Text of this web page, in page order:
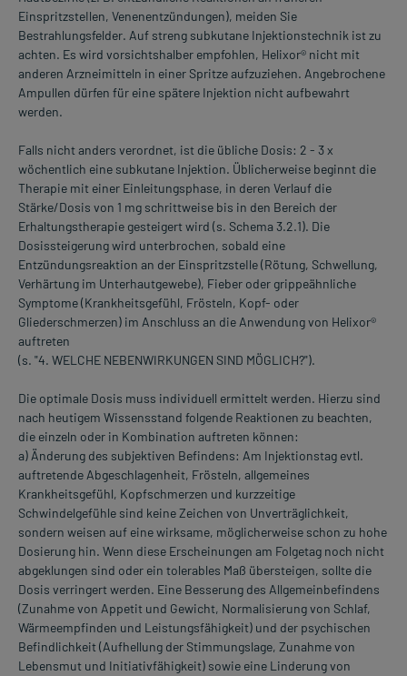
EinspritzsteIlen, Venenentzündungen), meiden Sie
Bestrahlungsfelder. Auf streng subkutane Injektionstechnik ist zu
achten. Es wird vorsichtshalber empfohlen, Helixor® nicht mit
anderen Arzneimitteln in einer Spritze aufzuziehen. Angebrochene
Ampullen dürfen für eine spätere Injektion nicht aufbewahrt
werden.
Falls nicht anders verordnet, ist die übliche Dosis: 2 - 3 x
wöchentlich eine subkutane Injektion. Üblicherweise beginnt die
Therapie mit einer Einleitungsphase, in deren Verlauf die
Stärke/Dosis von 1 mg schrittweise bis in den Bereich der
Erhaltungstherapie gesteigert wird (s. Schema 3.2.1). Die
Dosissteigerung wird unterbrochen, sobald eine
Entzündungsreaktion an der EinspritzsteIle (Rötung, Schwellung,
Verhärtung im Unterhautgewebe), Fieber oder grippeähnliche
Symptome (Krankheitsgefühl, Frösteln, Kopf- oder
Gliederschmerzen) im Anschluss an die Anwendung von Helixor®
auftreten
(s. "4. WELCHE NEBENWIRKUNGEN SIND MÖGLICH?").
Die optimale Dosis muss individuell ermittelt werden. Hierzu sind
nach heutigem Wissensstand folgende Reaktionen zu beachten,
die einzeln oder in Kombination auftreten können:
a) Änderung des subjektiven Befindens: Am Injektionstag evtl.
auftretende Abgeschlagenheit, Frösteln, allgemeines
Krankheitsgefühl, Kopfschmerzen und kurzzeitige
Schwindelgefühle sind keine Zeichen von Unverträglichkeit,
sondern weisen auf eine wirksame, möglicherweise schon zu hohe
Dosierung hin. Wenn diese Erscheinungen am Folgetag noch nicht
abgeklungen sind oder ein tolerables Maß übersteigen, sollte die
Dosis verringert werden. Eine Besserung des Allgemeinbefindens
(Zunahme von Appetit und Gewicht, Normalisierung von Schlaf,
Wärmeempfinden und Leistungsfähigkeit) und der psychischen
Befindlichkeit (Aufhellung der Stimmungslage, Zunahme von
Lebensmut und Initiativfähigkeit) sowie eine Linderung von